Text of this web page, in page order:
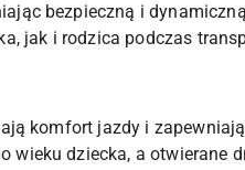
bezpieczną i
jak i rodzica podczas
komfort jazdy i
dziecka, a otwierane